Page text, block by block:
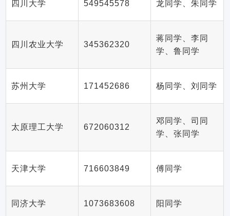
四川大学 549545578 龙同学、朱同学
四川农业大学 345362320
蒋同学、李同
学、鲁同学
苏州大学 171452686 杨同学、刘同学
太原理工大学 672060312
邓同学、司同
学、张同学
天津大学 716603849 傅同学
同济大学 1073683608 阳同学